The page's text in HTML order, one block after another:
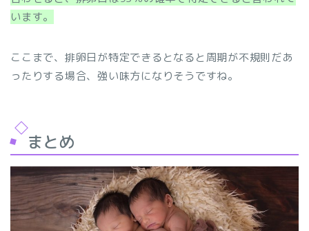
います。
ここまで、排卵日が特定できるとなると周期が不規則だあ
ったりする場合、強い味方になりそうですね。
まとめ